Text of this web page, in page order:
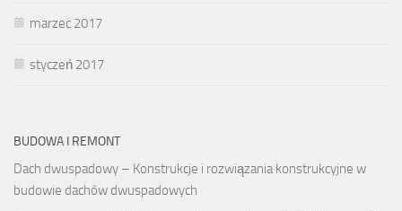
marzec 2017
styczeń 2017
BUDOWA I REMONT
Dach dwuspadowy – Konstrukcje i rozwiązania konstrukcyjne w
budowie dachów dwuspadowych